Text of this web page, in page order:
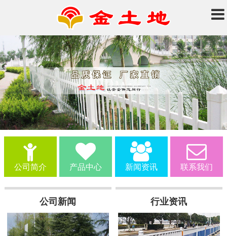
公司简介 产品中心 新闻资讯 联系我们
公司新闻 行业资讯